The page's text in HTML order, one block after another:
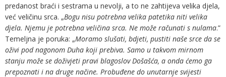
predanost braći i sestrama u nevolji, a to ne zahtijeva velika djela,
već veličinu srca. „Bogu nisu potrebna velika patetika niti velika
djela. Njemu je potrebna veličina srca. Ne može računati s nulama.”
Temeljna je poruka: „Moramo slušati, bdjeti, pustiti naše srce da se
oživi pod nagonom Duha koji prebiva. Samo u takvom mirnom
stanju može se doživjeti pravi blagoslov Došašća, a onda ćemo ga
prepoznati i na druge načine. Probuđene do unutarnje svijesti